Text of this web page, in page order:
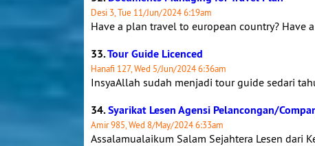
Desi 3, Tue 11/Jun/2024 6:19am
Have a plan travel to european country? Have
33.Tour Guide Licenced
Hanafi 127, Wed 5/Jun/2024 6:36am
InsyaAllah sudah menjadi tour guide sedari
34.Syarikat Lesen Agensi Pelancongan/
Amir 985, Wed 8/May/2024 6:33am
Assalamualaikum Salam Sejahtera Lesen dari